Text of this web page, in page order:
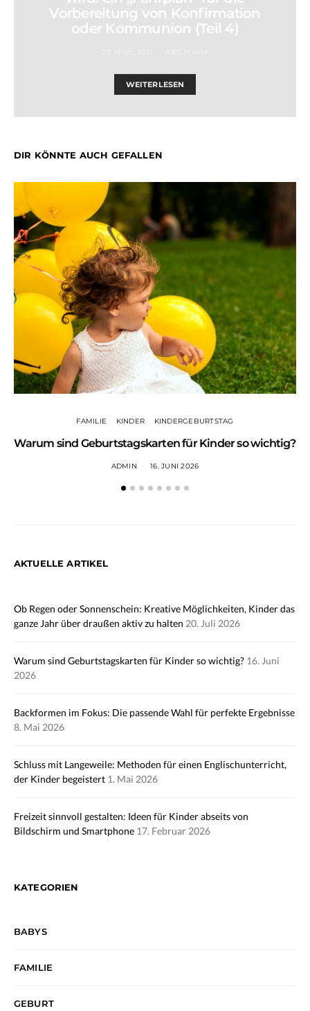
Vorbereitung von Konfirmation
oder Kommunion (Teil 4)
WEITERLESEN
DIR KÖNNTE AUCH GEFALLEN
FAMILIE KINDER KINDERGEBURTSTAG
Warum sind Geburtstagskarten für Kinder so wichtig?
ADMIN 16. JUNI 2026
AKTUELLE ARTIKEL
Ob Regen oder Sonnenschein: Kreative Möglichkeiten, Kinder das
ganze Jahr über draußen aktiv zu halten 20. Juli 2026
Warum sind Geburtstagskarten für Kinder so wichtig? 16. Juni
2026
Backformen im Fokus: Die passende Wahl für perfekte Ergebnisse
8. Mai 2026
Schluss mit Langeweile: Methoden für einen Englischunterricht,
der Kinder begeistert 1. Mai 2026
Freizeit sinnvoll gestalten: Ideen für Kinder abseits von
Bildschirm und Smartphone 17. Februar 2026
KATEGORIEN
BABYS
FAMILIE
GEBURT